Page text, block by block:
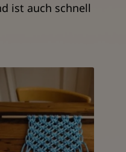
ist auch schnell